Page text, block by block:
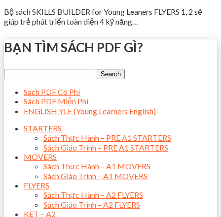
Bộ sách SKILLS BUILDER for Young Leaners FLYERS 1, 2 sẽ
giúp trẻ phát triển toàn diện 4 kỹ năng…
BẠN TÌM SÁCH PDF GÌ?
Sách PDF Có Phí
Sách PDF Miễn Phí
ENGLISH YLE (Young Learners English)
STARTERS
Sách Thực Hành – PRE A1 STARTERS
Sách Giáo Trình – PRE A1 STARTERS
MOVERS
Sách Thực Hành – A1 MOVERS
Sách Giáo Trình – A1 MOVERS
FLYERS
Sách Thực Hành – A2 FLYERS
Sách Giáo Trình – A2 FLYERS
KET – A2